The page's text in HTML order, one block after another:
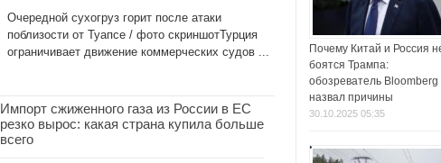
Очередной сухогруз горит после атаки
поблизости от Туапсе / фото скриншотТурция
ограничивает движение коммерческих судов ...
Импорт сжиженного газа из России в ЕС
резко вырос: какая страна купила больше
всего
Почему Китай и Россия
боятся Трампа:
обозреватель Bloomberg
назвал причины
30.10.2025 05:35